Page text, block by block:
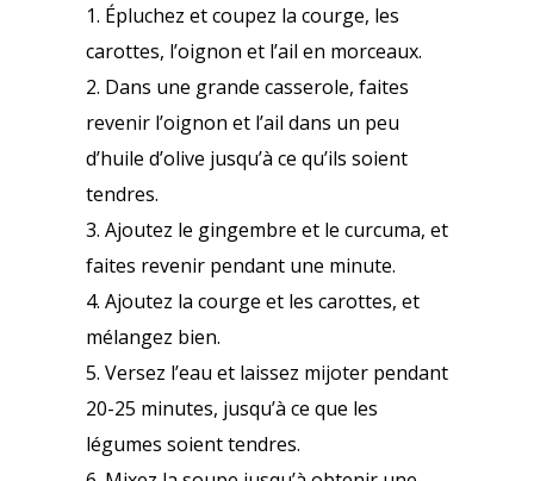
1. Épluchez et coupez la courge, les
carottes, l’oignon et l’ail en morceaux.
2. Dans une grande casserole, faites
revenir l’oignon et l’ail dans un peu
d’huile d’olive jusqu’à ce qu’ils soient
tendres.
3. Ajoutez le gingembre et le curcuma, et
faites revenir pendant une minute.
4. Ajoutez la courge et les carottes, et
mélangez bien.
5. Versez l’eau et laissez mijoter pendant
20-25 minutes, jusqu’à ce que les
légumes soient tendres.